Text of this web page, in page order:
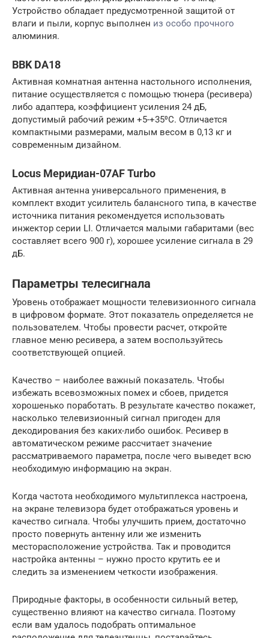
Устройство обладает предусмотренной защитой от
влаги и пыли, корпус выполнен из особо прочного
алюминия.
BBK DA18
Активная комнатная антенна настольного исполнения,
питание осуществляется с помощью тюнера (ресивера)
либо адаптера, коэффициент усиления 24 дБ,
допустимый рабочий режим +5-+35⁰С. Отличается
компактными размерами, малым весом в 0,13 кг и
современным дизайном.
Locus Меридиан-07AF Turbo
Активная антенна универсального применения, в
комплект входит усилитель балансного типа, в качестве
источника питания рекомендуется использовать
инжектор серии LI. Отличается малыми габаритами (вес
составляет всего 900 г), хорошее усиление сигнала в 29
дБ.
Параметры телесигнала
Уровень отображает мощности телевизионного сигнала
в цифровом формате. Этот показатель определяется не
пользователем. Чтобы провести расчет, откройте
главное меню ресивера, а затем воспользуйтесь
соответствующей опцией.
Качество – наиболее важный показатель. Чтобы
избежать всевозможных помех и сбоев, придется
хорошенько поработать. В результате качество покажет,
насколько телевизионный сигнал пригоден для
декодирования без каких-либо ошибок. Ресивер в
автоматическом режиме рассчитает значение
рассматриваемого параметра, после чего выведет всю
необходимую информацию на экран.
Когда частота необходимого мультиплекса настроена,
на экране телевизора будет отображаться уровень и
качество сигнала. Чтобы улучшить прием, достаточно
просто повернуть антенну или же изменить
месторасположение устройства. Так и проводится
настройка антенны – нужно просто крутить ее и
следить за изменением четкости изображения.
Природные факторы, в особенности сильный ветер,
существенно влияют на качество сигнала. Поэтому
если вам удалось подобрать оптимальное